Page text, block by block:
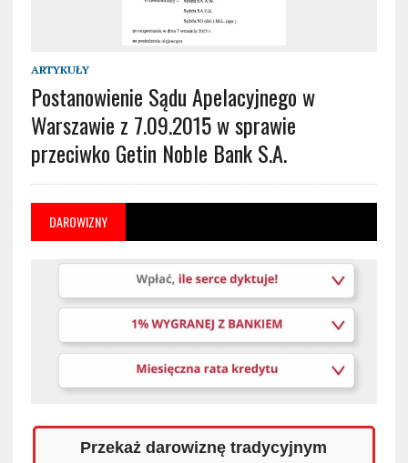
ARTYKUŁY
Postanowienie Sądu Apelacyjnego w
Warszawie z 7.09.2015 w sprawie
przeciwko Getin Noble Bank S.A.
DAROWIZNY
Przekaż darowiznę tradycyjnym